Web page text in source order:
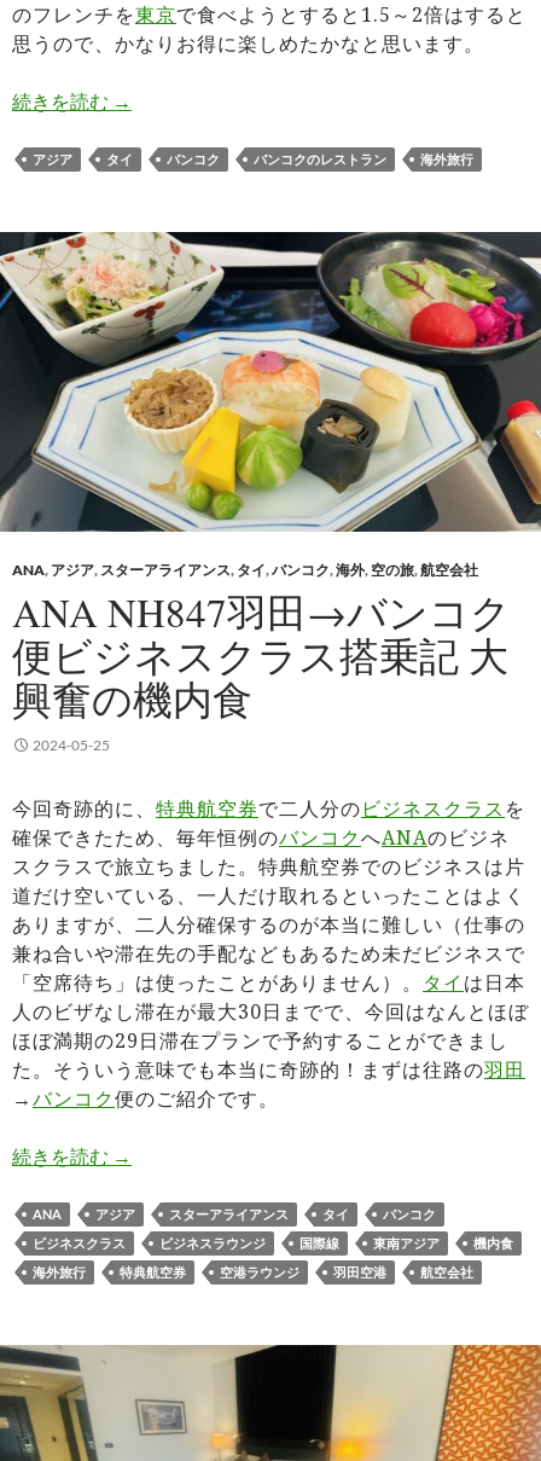
のフレンチを東京で食べようとすると1.5～2倍はすると
思うので、かなりお得に楽しめたかなと思います。
続きを読む バンコクのミシュランフレンチレストラン
→
アジア タイ バンコク バンコクのレストラン 海外旅行
ANA, アジア, スターアライアンス, タイ,バンコク,海外, 空の旅,航空会社
ANA NH847羽田→バンコク
便ビジネスクラス搭乗記 大
興奮の機内食
2024-05-25
今回奇跡的に、 特典航空券で二人分のビジネスクラス を
確保できたため、毎年恒例のバンコクへANAのビジネ
スクラスで旅立ちました。特典航空券でのビジネスは片
道だけ空いている、一人だけ取れるといったことはよく
ありますが、二人分確保するのが本当に難しい（仕事の
兼ね合いや滞在先の手配などもあるため未だビジネスで
「空席待ち」は使ったことがありません）。 タイ は日本
人のビザなし滞在が最大30日までで、今回はなんとほぼ
ほぼ満期の29日滞在プランで予約することができまし
た。そういう意味でも本当に奇跡的！まずは往路の羽田
→バンコク便のご紹介です。
続きを読む ANA NH847羽田→バンコク便ビジネスクラス搭
→
ANA アジア スターアライアンス タイ
バンコク
ビジネスクラス
ビジネスラウンジ 国際線 東南アジア
機内食
海外旅行
特典航空券 空港ラウンジ 羽田空港 航空会社